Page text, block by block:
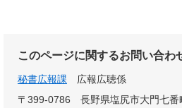
このページに関するお問い合わ
秘書広報課
広報広聴係
〒399-0786
長野県塩尻市大門七番